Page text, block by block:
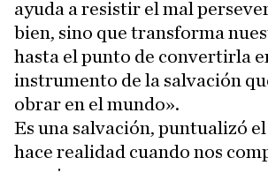
ayuda a resistir el mal
bien, sino que transforma
hasta el punto de convertirla
instrumento de la salvación
obrar en el mundo».
Es una salvación, puntualizó el
hace realidad cuando nos